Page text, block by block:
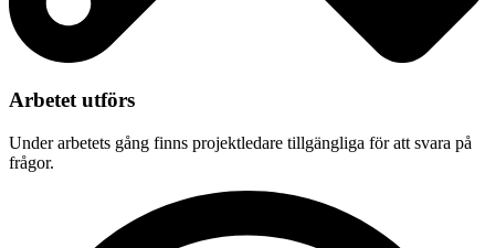
Arbetet utförs
Under arbetets gång finns projektledare tillgängliga för att svara på
frågor.